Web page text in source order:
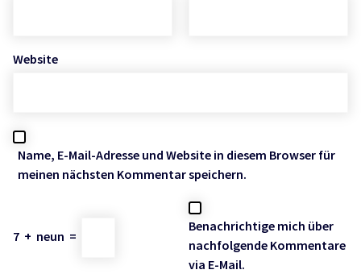
Website
Name, E-Mail-Adresse und Website in diesem Browser für
meinen nächsten Kommentar speichern.
7 + neun =
Benachrichtige mich über
nachfolgende Kommentare
via E-Mail.